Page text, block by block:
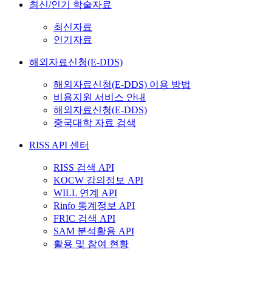
최신/인기 학술자료
최신자료
인기자료
해외자료신청(E-DDS)
해외자료신청(E-DDS) 이용 방법
비용지원 서비스 안내
해외자료신청(E-DDS)
중국대학 자료 검색
RISS API 센터
RISS 검색 API
KOCW 강의정보 API
WILL 연계 API
Rinfo 통계정보 API
FRIC 검색 API
SAM 분석활용 API
활용 및 참여 현황